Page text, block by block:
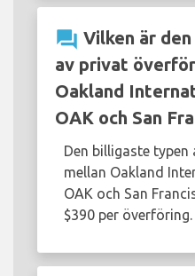
question_answer Vilken är
av privat
Oakland
OAK och San
Den billigaste
mellan Oakland
OAK och San
$390 per överföring.